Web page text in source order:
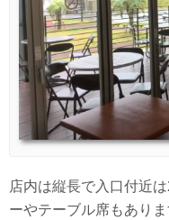
店内は縦長で入口付近
ーやテーブル席もありま